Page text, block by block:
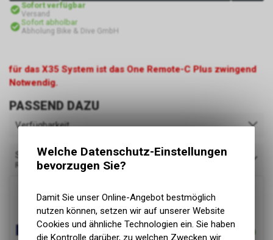
Sofort verfügbar
Versand
Sofort abholbar
Abholung Bike & Dive GmbH
für das X35 System ist das One Remote-C Plus zwingend
Notwendig.
PASSEND DAZU
Verfügbarkeit
Sortieren nach
Relevanz
Welche Datenschutz-Einstellungen
bevorzugen Sie?
Damit Sie unser Online-Angebot bestmöglich
nutzen können, setzen wir auf unserer Website
Cookies und ähnliche Technologien ein. Sie haben
die Kontrolle darüber, zu welchen Zwecken wir